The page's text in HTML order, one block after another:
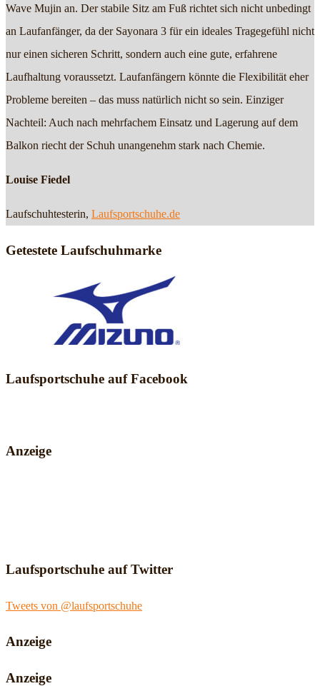
Wave Mujin an. Der stabile Sitz am Fuß richtet sich nicht unbedingt
an Laufanfänger, da der Sayonara 3 für ein ideales Tragegefühl nicht
nur einen sicheren Schritt, sondern auch eine gute, erfahrene
Laufhaltung voraussetzt. Laufanfängern könnte die Flexibilität eher
Probleme bereiten – das muss natürlich nicht so sein. Einziger
Nachteil: Auch nach mehrfachem Einsatz und Lagerung auf dem
Balkon riecht der Schuh unangenehm stark nach Chemie.
Louise Fiedel
Laufschuhtesterin, Laufsportschuhe.de
Getestete Laufschuhmarke
Laufsportschuhe auf Facebook
Anzeige
Laufsportschuhe auf Twitter
Tweets von @laufsportschuhe
Anzeige
Anzeige